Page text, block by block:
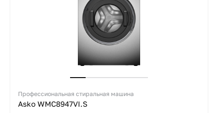
Профессиональная стиральная машина
Asko WMC8947VI.S